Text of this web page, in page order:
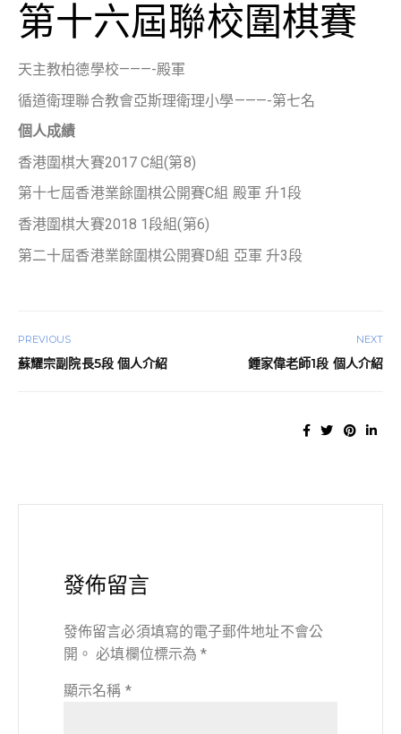
第十六屆聯校圍棋賽
天主教柏德學校———-殿軍
循道衛理聯合教會亞斯理衛理小學———-第七名
個人成績
香港圍棋大賽2017 C組(第8)
第十七屆香港業餘圍棋公開賽C組 殿軍 升1段
香港圍棋大賽2018 1段組(第6)
第二十屆香港業餘圍棋公開賽D組 亞軍 升3段
PREVIOUS
蘇耀宗副院長5段 個人介紹
NEXT
鍾家偉老師1段 個人介紹
發佈留言
發佈留言必須填寫的電子郵件地址不會公
開。 必填欄位標示為*
顯示名稱 *